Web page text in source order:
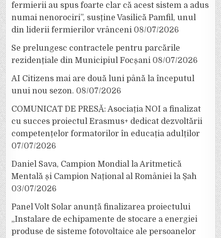
fermierii au spus foarte clar că acest sistem a adus
numai nenorociri”, susține Vasilică Pamfil, unul
din liderii fermierilor vrânceni 08/07/2026
Se prelungesc contractele pentru parcările
rezidențiale din Municipiul Focșani 08/07/2026
AI Citizens mai are două luni până la începutul
unui nou sezon. 08/07/2026
COMUNICAT DE PRESĂ: Asociația NOI a finalizat
cu succes proiectul Erasmus+ dedicat dezvoltării
competențelor formatorilor în educația adulților
07/07/2026
Daniel Sava, Campion Mondial la Aritmetică
Mentală și Campion Național al României la Șah
03/07/2026
Panel Volt Solar anunță finalizarea proiectului
„Instalare de echipamente de stocare a energiei
produse de sisteme fotovoltaice ale persoanelor